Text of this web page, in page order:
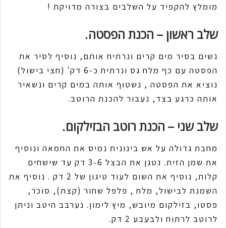
מומלץ להקפיד על השלבים בצורה מדויקת !
שלב ראשון – הכנת הפסטה.
נשים בסיר מים קרים ונרתיח אותם, נוסיף לסיר את
הפסטה עם כף מלח גס ונרתיח כ-6 דק' (חצי בישול)
נוציא את הפסטה , נשטוף אותה במים קרים ונשאיר
אותה כרגע בצד, נעבור להכנת הרוטב.
שלב שני – הכנת רוטב הבזילקום.
מחבת גדולה על אש בינונית נמיס את החמאה ונוסיף
את שמן הזית. נטגן את הבצל 3-6 דק עד שישחים
קלות, נוסיף את השום לעוד טיגון של 2 דק . נוסיף את
השמנת לבישול, מלח , פלפל שחור (קצת), סוכר,
פסטו, בזילקום מיובש, מיץ לימון. נערבב היטב וניתן
לרוטב לרתוח ולבעבע 2 דק.